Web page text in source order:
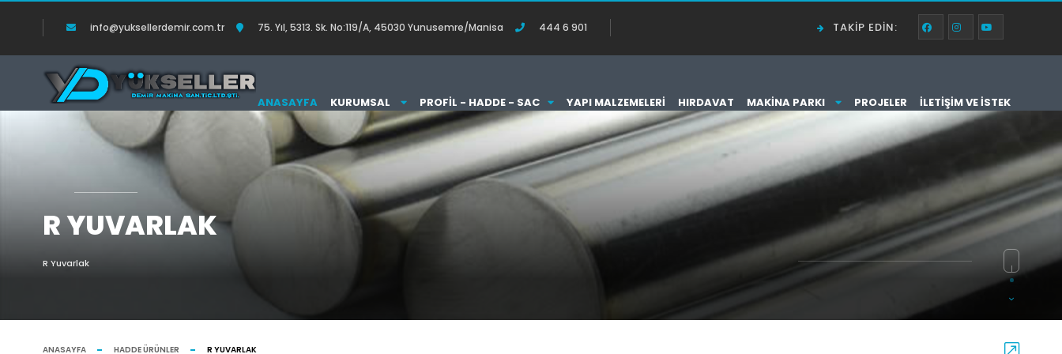
info@yuksellerdemir.com.tr 75. Yıl, 5313. Sk. No:119/A, 45030 Yunusemre/Manisa 444 6 901 TAKIP EDIN:
ANASAYFA KURUMSAL PROFIL - HADDE - SAC YAPI MALZEMELERI HIRDAVAT MAKINA PARKI PROJELER İLETIŞIM VE İSTEK
R YUVARLAK
R Yuvarlak
ANASAYFA HADDE ÜRÜNLER R YUVARLAK